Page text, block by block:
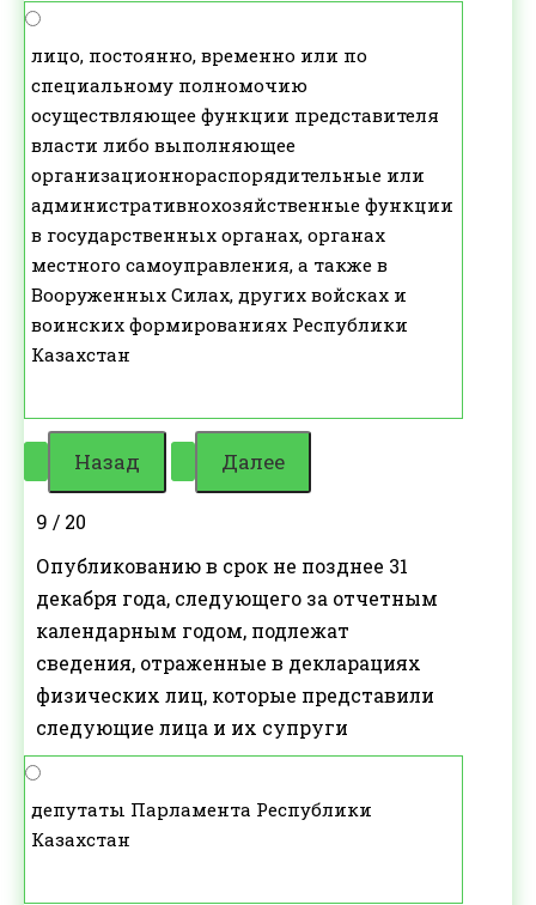
лицо, постоянно, временно или по
специальному полномочию
осуществляющее функции представителя
власти либо выполняющее
организационнораспорядительные или
административнохозяйственные функции
в государственных органах, органах
местного самоуправления, а также в
Вооруженных Силах, других войсках и
воинских формированиях Республики
Казахстан
9 / 20
Опубликованию в срок не позднее 31
декабря года, следующего за отчетным
календарным годом, подлежат
сведения, отраженные в декларациях
физических лиц, которые представили
следующие лица и их супруги
депутаты Парламента Республики
Казахстан